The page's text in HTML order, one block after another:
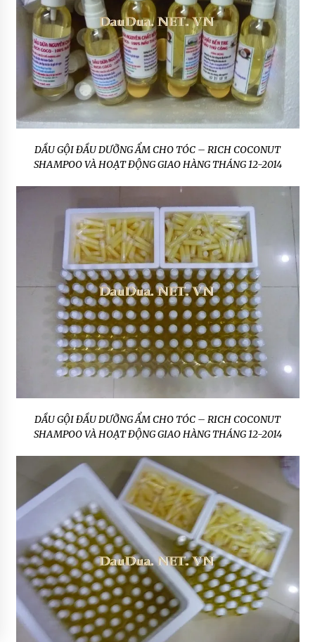
DẦU GỘI ĐẦU DƯỠNG ẨM CHO TÓC – RICH COCONUT
SHAMPOO VÀ HOẠT ĐỘNG GIAO HÀNG THÁNG 12-2014
DẦU GỘI ĐẦU DƯỠNG ẨM CHO TÓC – RICH COCONUT
SHAMPOO VÀ HOẠT ĐỘNG GIAO HÀNG THÁNG 12-2014